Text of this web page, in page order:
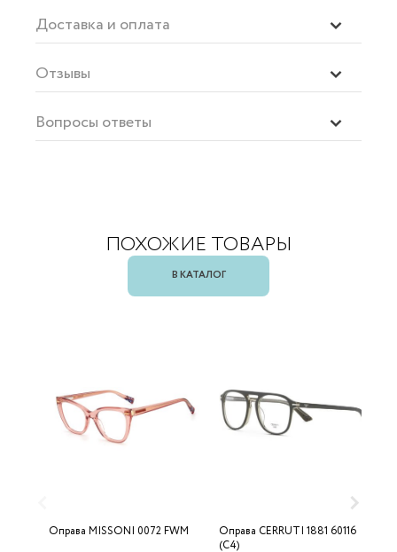
Доставка и оплата
Отзывы
Вопросы ответы
ПОХОЖИЕ ТОВАРЫ
В КАТАЛОГ
Оправа MISSONI 0072 FWM
Оправа CERRUTI 1881 60116
(C4)